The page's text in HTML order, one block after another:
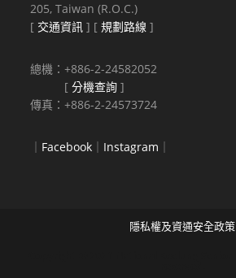
205, Taiwan (R.O.C.)
[ 交通資訊 ] [規劃路線 ]
總機：+886-2-24582052
[分機查詢 ]
傳真：+886-2-24573724
｜ Facebook ｜ Instagram ｜
隱私權及資通安全政策